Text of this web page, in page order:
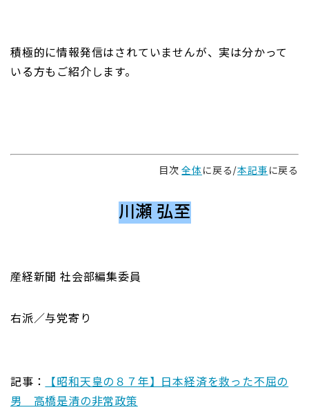
積極的に情報発信はされていませんが、実は分かって
いる方もご紹介します。
目次全体に戻る/本記事 に戻る
川瀬 弘至
産経新聞 社会部編集委員
右派／与党寄り
記事：
【昭和天皇の８７年】日本経済を救った不屈の
男 高橋是清の非常政策